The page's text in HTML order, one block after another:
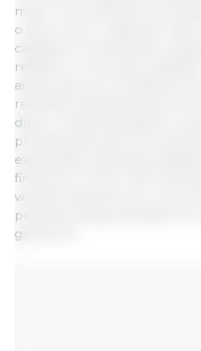
maior concentração nas
o país como o segundo
categoria. É importante
refletem o mercado
ainda maior ao
remédios adquiridos de
disso, o acesso facilitado e a
prevista para este ano
expectativa, segundo
financeiro como o BTG
vendas mantenha um
podendo atingir até 80% com
genéricos.